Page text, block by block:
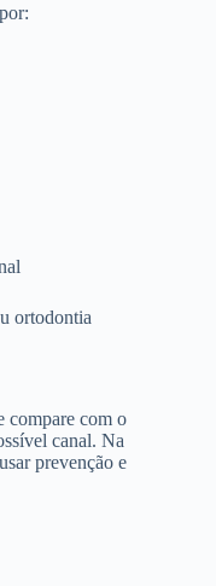
ortodontia
compare com o
canal. Na
prevenção e